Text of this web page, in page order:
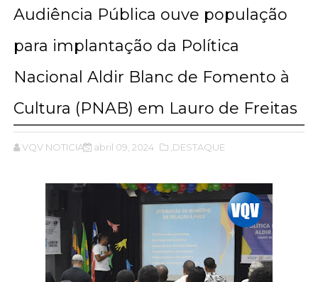
Audiência Pública ouve população
para implantação da Política
Nacional Aldir Blanc de Fomento à
Cultura (PNAB) em Lauro de Freitas
VQV NOTICIAS abril 09, 2024 ,DESTAQUE